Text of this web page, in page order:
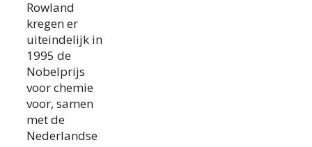
Rowland
kregen er
uiteindelijk in
1995 de
Nobelprijs
voor chemie
voor, samen
met de
Nederlandse